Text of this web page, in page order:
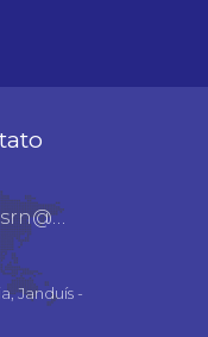
Janduís -